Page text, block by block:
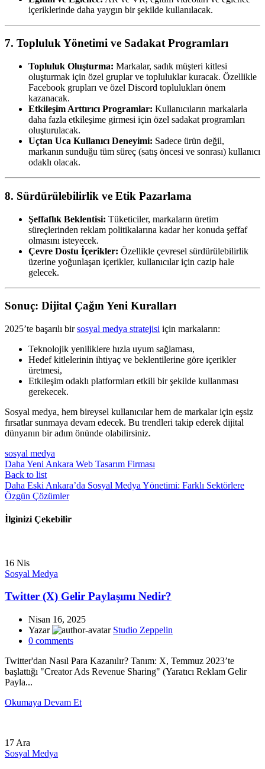
içeriklerinde daha yaygın bir şekilde kullanılacak.
7. Topluluk Yönetimi ve Sadakat Programları
Topluluk Oluşturma: Markalar, sadık müşteri kitlesi
oluşturmak için özel gruplar ve topluluklar kuracak. Özellikle
Facebook grupları ve özel Discord toplulukları önem
kazanacak.
Etkileşim Arttırıcı Programlar: Kullanıcıların markalarla
daha fazla etkileşime girmesi için özel sadakat programları
oluşturulacak.
Uçtan Uca Kullanıcı Deneyimi: Sadece ürün değil,
markanın sunduğu tüm süreç (satış öncesi ve sonrası) kullanıcı
odaklı olacak.
8. Sürdürülebilirlik ve Etik Pazarlama
Şeffaflık Beklentisi: Tüketiciler, markaların üretim
süreçlerinden reklam politikalarına kadar her konuda şeffaf
olmasını isteyecek.
Çevre Dostu İçerikler: Özellikle çevresel sürdürülebilirlik
üzerine yoğunlaşan içerikler, kullanıcılar için cazip hale
gelecek.
Sonuç: Dijital Çağın Yeni Kuralları
2025’te başarılı birsosyal medya stratejisi için markaların:
Teknolojik yeniliklere hızla uyum sağlaması,
Hedef kitlelerinin ihtiyaç ve beklentilerine göre içerikler
üretmesi,
Etkileşim odaklı platformları etkili bir şekilde kullanması
gerekecek.
Sosyal medya, hem bireysel kullanıcılar hem de markalar için eşsiz
fırsatlar sunmaya devam edecek. Bu trendleri takip ederek dijital
dünyanın bir adım önünde olabilirsiniz.
sosyal medya
Daha Yeni Ankara Web Tasarım Firması
Back to list
Daha Eski Ankara’da Sosyal Medya Yönetimi: Farklı Sektörlere
Özgün Çözümler
İlginizi Çekebilir
16 Nis
Sosyal Medya
Twitter (X) Gelir Paylaşımı Nedir?
Nisan 16, 2025
Yazar
Studio Zeppelin
0 comments
Twitter'dan Nasıl Para Kazanılır? Tanım: X, Temmuz 2023’te
başlattığı "Creator Ads Revenue Sharing" (Yaratıcı Reklam Gelir
Payla...
Okumaya Devam Et
17 Ara
Sosyal Medya